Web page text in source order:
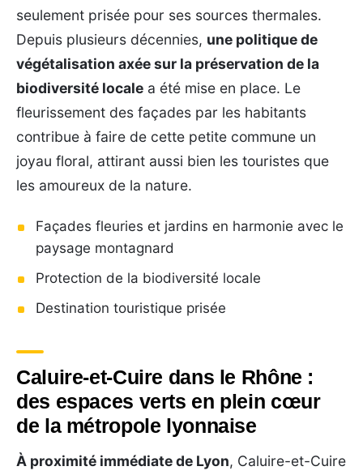
seulement prisée pour ses sources thermales.
Depuis plusieurs décennies, une politique de
végétalisation axée sur la préservation de la
biodiversité locale a été mise en place. Le
fleurissement des façades par les habitants
contribue à faire de cette petite commune un
joyau floral, attirant aussi bien les touristes que
les amoureux de la nature.
Façades fleuries et jardins en harmonie avec le
paysage montagnard
Protection de la biodiversité locale
Destination touristique prisée
Caluire-et-Cuire dans le Rhône :
des espaces verts en plein cœur
de la métropole lyonnaise
À proximité immédiate de Lyon, Caluire-et-Cuire